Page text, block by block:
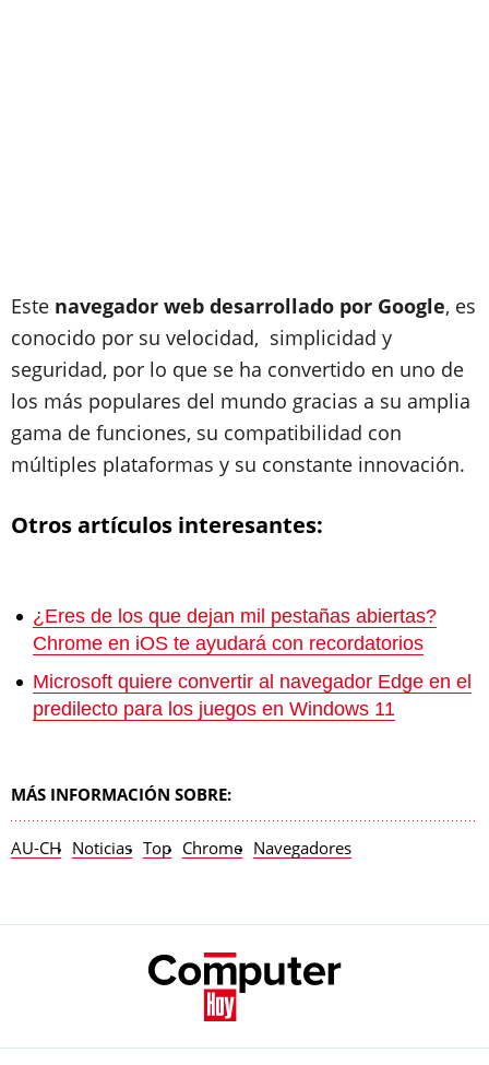
Este navegador web desarrollado por Google, es
conocido por su velocidad, simplicidad y
seguridad, por lo que se ha convertido en uno de
los más populares del mundo gracias a su amplia
gama de funciones, su compatibilidad con
múltiples plataformas y su constante innovación.
Otros artículos interesantes:
¿Eres de los que dejan mil pestañas abiertas?
Chrome en iOS te ayudará con recordatorios
Microsoft quiere convertir al navegador Edge en el
predilecto para los juegos en Windows 11
MÁS INFORMACIÓN SOBRE:
AU-CH Noticias Top Chrome Navegadores